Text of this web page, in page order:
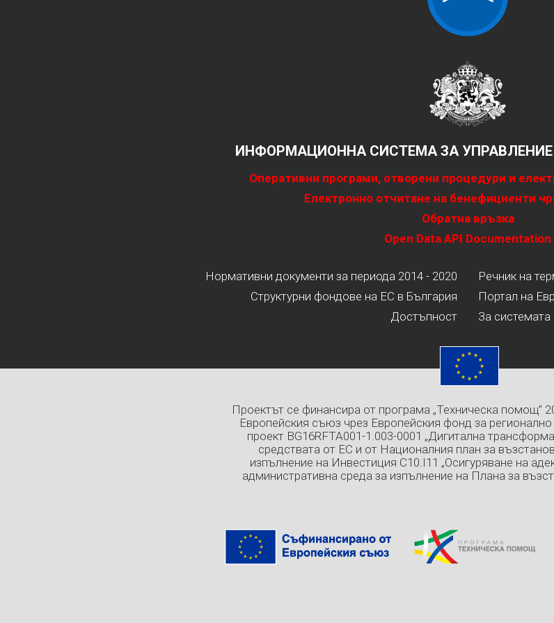
ИНФОРМАЦИОННА СИСТЕМА ЗА УПРАВЛЕНИЕ
Оперативни програми, отворени процедури и
Електронно отчитане на бенефициенти
Обратна връзка
Open Data API Documentation
Нормативни документи за периода 2014 - 2020
Структурни фондове на ЕС в България
Достъпност
Речник на
Портал на
За системата
Проектът се финансира от програма „Техническа помощ”
Европейския съюз чрез Европейския фонд за
проект BG16RFTA001-1.003-0001 „Дигитална
средствата от ЕС и от Националния план за
изпълнение на Инвестиция C10.I11 „Осигуряване на
административна среда за изпълнение на Плана за